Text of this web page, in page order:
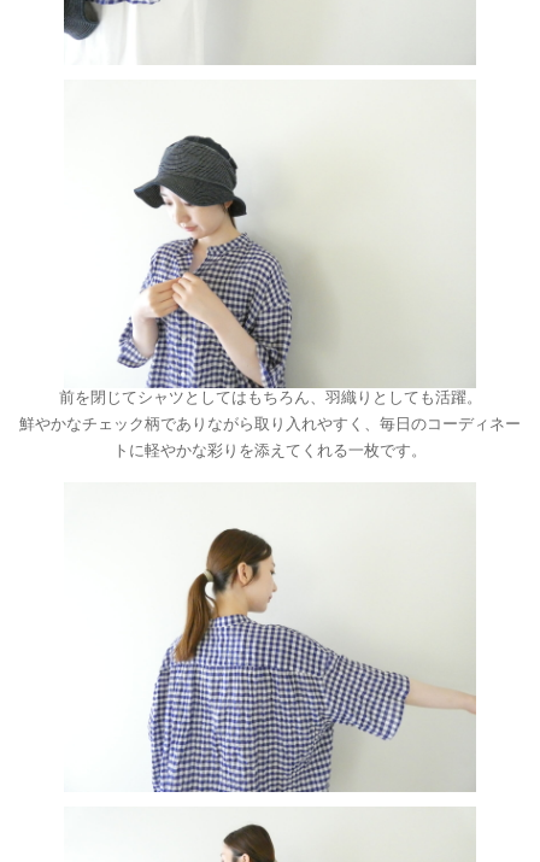
前を閉じてシャツとしてはもちろん、羽織りとしても活躍。
鮮やかなチェック柄でありながら取り入れやすく、毎日のコーディネー
トに軽やかな彩りを添えてくれる一枚です。